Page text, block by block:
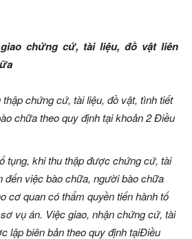
chứng cứ, tài liệu, đồ vật liên
chứng cứ, tài liệu, đồ vật, tình tiết
chữa theo quy định tạikhoản 2 Điều
tụng, khi thu thập được chứng cứ, tài
đến việc bào chữa, người bào chữa
cơ quan có thẩm quyền tiến hành tố
vụ án. Việc giao, nhận chứng cứ, tài
lập biên bản theo quy định tạiĐiều